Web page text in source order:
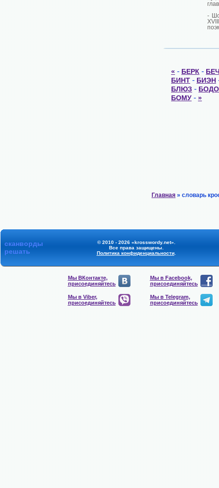
-
« - БЕРК -
БИНТ - БИЭН
БЛЮЗ - БОДО
БОМУ - »
Главная » словарь
сканворды
решать
© 2010 - 2026 «krosswordy.net».
Все права защищены.
Политика конфиденциальности.
Мы ВКонтакте,
присоединяйтесь
Мы в Facebook,
присоединяйтесь
Мы в Viber,
присоединяйтесь
Мы в Telegram,
присоединяйтесь